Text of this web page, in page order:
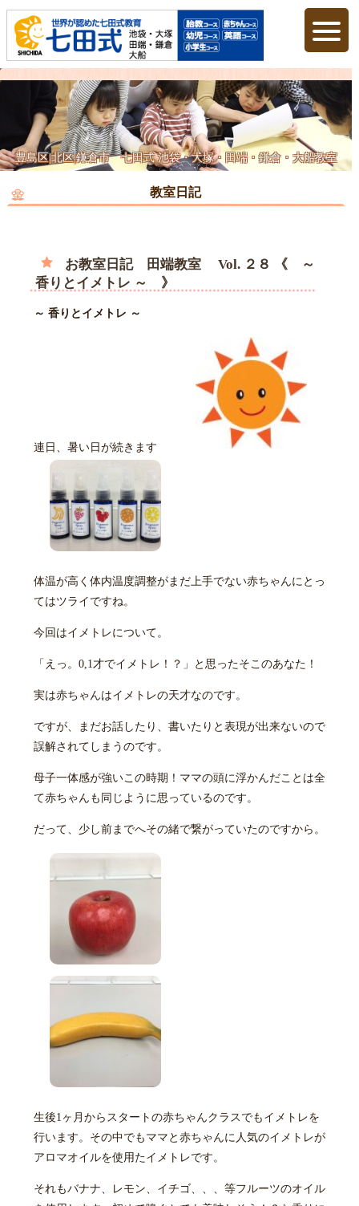
豊島区|北区|鎌倉市 七田式 池袋・大塚・田端・鎌倉・大船教室
教室日記
お教室日記 田端教室 Vol. ２８ 《 ～
香りとイメトレ ～ 》
～ 香りとイメトレ ～
連日、暑い日が続きます
体温が高く体内温度調整がまだ上手でない赤ちゃんにとっ
てはツライですね。
今回はイメトレについて。
「えっ。0,1才でイメトレ！？」と思ったそこのあなた！
実は赤ちゃんはイメトレの天才なのです。
ですが、まだお話したり、書いたりと表現が出来ないので
誤解されてしまうのです。
母子一体感が強いこの時期！ママの頭に浮かんだことは全
て赤ちゃんも同じように思っているのです。
だって、少し前までへその緒で繋がっていたのですから。
生後1ヶ月からスタートの赤ちゃんクラスでもイメトレを
行います。その中でもママと赤ちゃんに人気のイメトレが
アロマオイルを使用たイメトレです。
それもバナナ、レモン、イチゴ、、、等フルーツのオイル